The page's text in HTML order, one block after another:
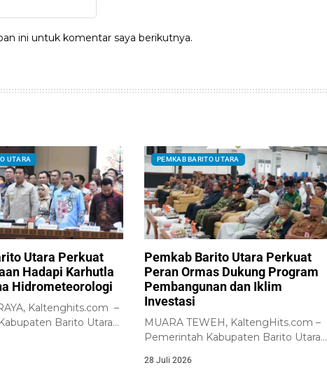
ini untuk komentar saya berikutnya.
UTARA
Utara Perkuat
Hadapi Karhutla
Hidrometeorologi
Kaltenghits.com –
Barito Utara
PEMKAB BARITO UTARA
Pemkab Barito Utara Perkuat
Peran Ormas Dukung Program
Pembangunan dan Iklim
Investasi
MUARA TEWEH, KaltengHits.com –
Pemerintah Kabupaten Barito Utara
28 Juli 2026